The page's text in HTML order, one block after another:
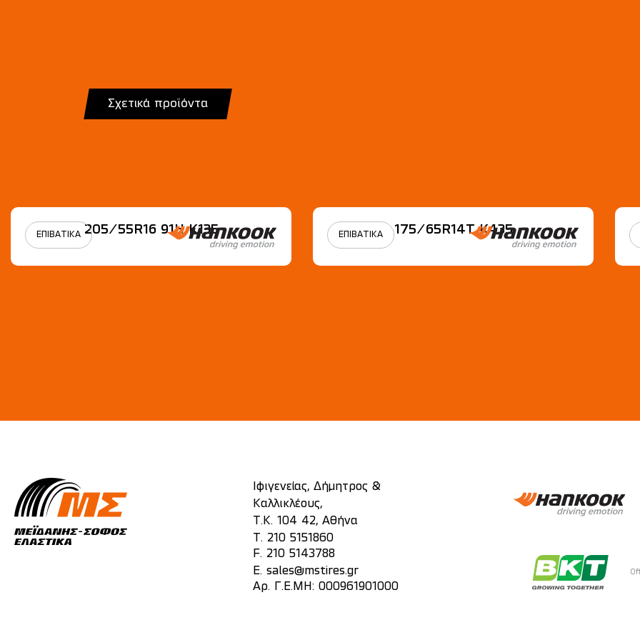
Σχετικά προϊόντα
ΕΠΙΒΑΤΙΚΑ 205/55R16 91H Κ135 ΕΠΙΒΑΤΙΚΑ 175/65R14Τ Κ435
Ιφιγενείας, Δήμητρος &
Καλλικλέους,
Τ.Κ. 104 42, Αθήνα
T. 210 5151860
F. 210 5143788
E. sales@mstires.gr
Αρ. Γ.Ε.ΜΗ: 000961901000